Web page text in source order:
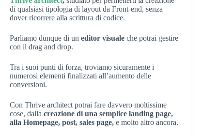
di qualsiasi tipologia di layout da Front-end, senza
dover ricorrere alla scrittura di codice.
Parliamo dunque di un editor visuale che potrai gestire
con il drag and drop.
Tra i suoi punti di forza, troviamo sicuramente i
numerosi elementi finalizzati all’aumento delle
conversioni.
Con Thrive architect potrai fare davvero moltissime
cose, dalla creazione di una semplice landing page,
alla Homepage, post, sales page, e molto altro ancora.